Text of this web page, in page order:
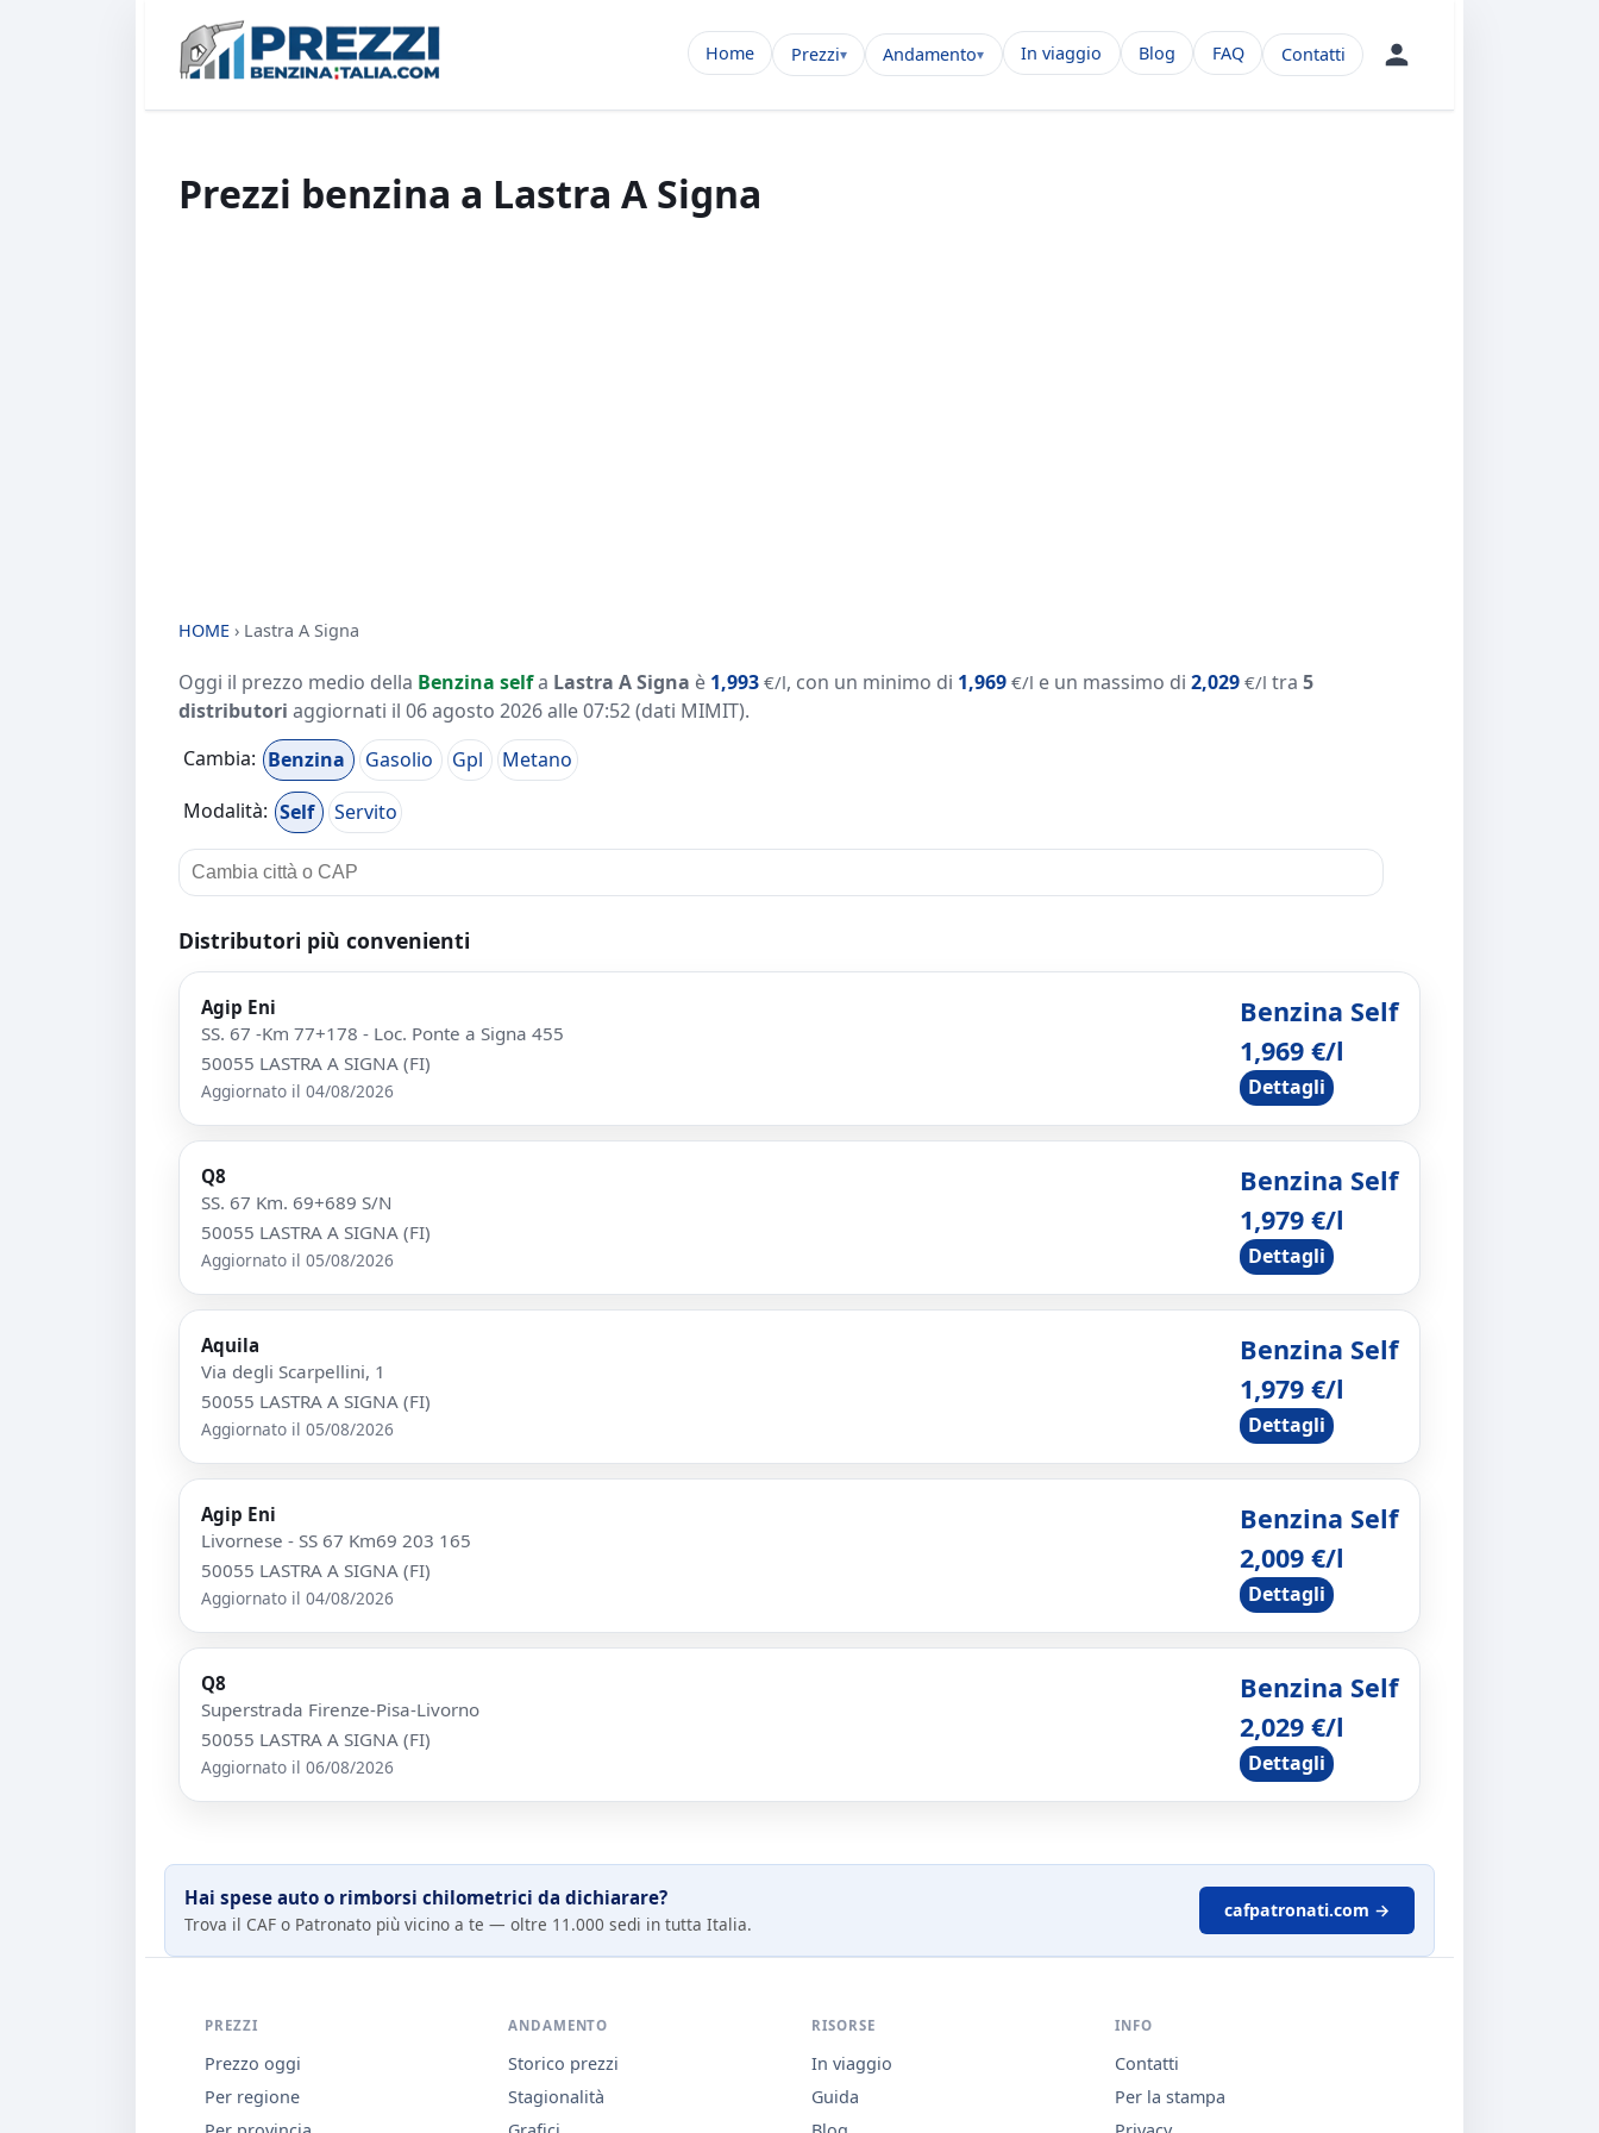
Home Prezzi Andamento In viaggio Blog FAQ Contatti
Prezzi benzina a Lastra A Signa
HOME › Lastra A Signa
Oggi il prezzo medio della Benzina selfa Lastra A Signa è 1,993 €/l, con un minimo di 1,969 €/l e un massimo di 2,029 €/l tra 5
distributori aggiornati il 06 agosto 2026 alle 07:52(dati MIMIT).
Cambia: Benzina Gasolio Gpl
Metano
Modalità: Self Servito
Distributori più convenienti
Agip Eni
SS. 67 -Km 77+178 - Loc. Ponte a Signa 455
50055 LASTRA A SIGNA (FI)
Aggiornato il 04/08/2026
Benzina Self
1,969 €/l
Dettagli
Q8
SS. 67 Km. 69+689 S/N
50055 LASTRA A SIGNA (FI)
Aggiornato il 05/08/2026
Benzina Self
1,979 €/l
Dettagli
Aquila
Via degli Scarpellini, 1
50055 LASTRA A SIGNA (FI)
Aggiornato il 05/08/2026
Benzina Self
1,979 €/l
Dettagli
Agip Eni
Livornese - SS 67 Km69 203 165
50055 LASTRA A SIGNA (FI)
Aggiornato il 04/08/2026
Benzina Self
2,009 €/l
Dettagli
Q8
Superstrada Firenze-Pisa-Livorno
50055 LASTRA A SIGNA (FI)
Aggiornato il 06/08/2026
Benzina Self
2,029 €/l
Dettagli
Hai spese auto o rimborsi chilometrici da dichiarare?
Trova il CAF o Patronato più vicino a te — oltre 11.000 sedi in tutta Italia.
cafpatronati.com →
PREZZI
Prezzo oggi
Per regione
ANDAMENTO
Storico prezzi
Stagionalità
RISORSE
In viaggio
Guida
INFO
Contatti
Per la stampa